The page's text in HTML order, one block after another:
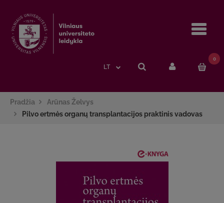
LT
0
Pradžia
Arūnas Želvys
Pilvo ertmės organų transplantacijos praktinis vadovas